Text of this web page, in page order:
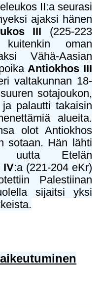
II:a seurasi
ajaksi hänen
III (225-223
oman
Vähä-Aasian
Antiokhos III
valtakunnan 18-
sotajoukon,
palautti takaisin
alueita.
olot Antiokhos
sotaan. Hän lähti
uutta Etelän
IV:a (221-204 eKr)
Palestiinan
sijaitsi yksi